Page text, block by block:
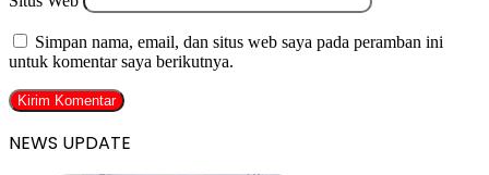
Simpan nama, email, dan situs web saya pada peramban ini
untuk komentar saya berikutnya.
NEWS UPDATE